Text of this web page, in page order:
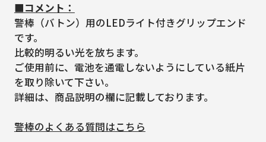
■コメント：
警棒（バトン）用のLEDライト付きグリップエンド
です。
比較的明るい光を放ちます。
ご使用前に、電池を通電しないようにしている紙片
を取り除いて下さい。
詳細は、商品説明の欄に記載しております。
警棒のよくある質問はこちら